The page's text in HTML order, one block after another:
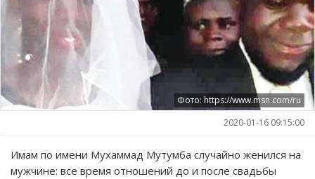
Фото: https://www.msn.com/ru
2020-01-16 09:15:00
Имам по имени Мухаммад Мутумба случайно женился на
мужчине: все время отношений до и после свадьбы